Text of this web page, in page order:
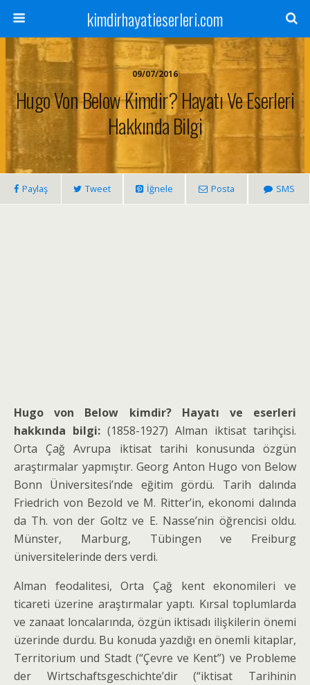
kimdirhayatieserleri.com
09/07/2016
Hugo Von Below Kimdir? Hayatı Ve Eserleri
Hakkında Bilgi
Paylaş Tweet İğnele Posta SMS
Hugo von Below kimdir? Hayatı ve eserleri
hakkında bilgi: (1858-1927) Alman iktisat tarihçisi.
Orta Çağ Avrupa iktisat tarihi konusunda öz­gün
araştırmalar yapmıştır. Georg Anton Hugo von Below
Bonn Üniversitesi’nde eğitim gördü. Tarih dalında
Friedrich von Bezold ve M. Ritter’in, ekonomi dalında
da Th. von der Goltz ve E. Nasse’nin öğrencisi oldu.
Münster, Marburg, Tübingen ve Freiburg
üniversitelerinde ders verdi.
Alman feodalitesi, Orta Çağ kent ekonomileri ve
ticareti üzerine araştırmalar yaptı. Kırsal toplumlarda
ve zanaat loncalarında, özgün iktisadı ilişkilerin önemi
üzerinde durdu. Bu konuda yazdığı en önemli kitaplar,
Territorium und Stadt (“Çevre ve Kent”) ve Probleme
der Wirtschaftsgeschichte’dir (“iktisat Tarihinin